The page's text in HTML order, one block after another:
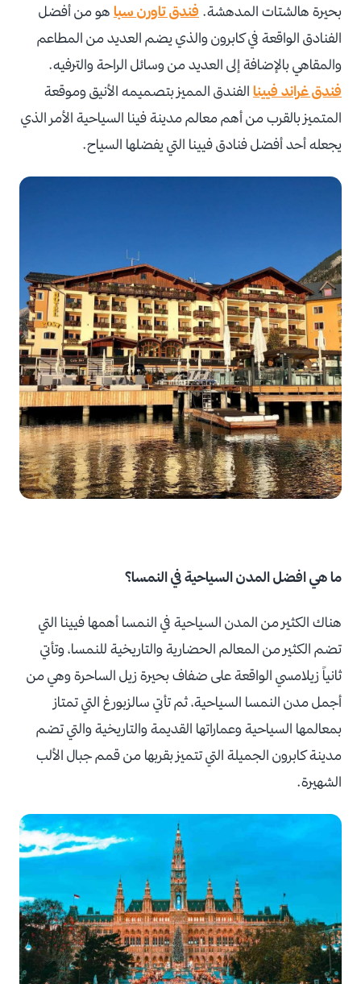
بحيرة هالشتات المدهشة. فندق تاورن سبا هو من أفضل
الفنادق الواقعة في كابرون والذي يضم العديد من المطاعم
والمقاهي بالإضافة إلى العديد من وسائل الراحة والترفيه.
فندق غراند فيينا الفندق المميز بتصميمه الأنيق وموقعة
المتميز بالقرب من أهم معالم مدينة فينا السياحية الأمر الذي
يجعله أحد أفضل فنادق فيينا التي يفضلها السياح.
ما هي افضل المدن السياحية في النمسا؟
هناك الكثير من المدن السياحية في النمسا أهمها فيينا التي
تضم الكثير من المعالم الحضارية والتاريخية للنمسا، وتأتي
ثانياً زيلامسي الواقعة على ضفاف بحيرة زيل الساحرة وهي من
أجمل مدن النمسا السياحية، ثم تأتي سالزبورغ التي تمتاز
بمعالمها السياحية وعماراتها القديمة والتاريخية والتي تضم
مدينة كابرون الجميلة التي تتميز بقربها من قمم جبال الألب
الشهيرة.